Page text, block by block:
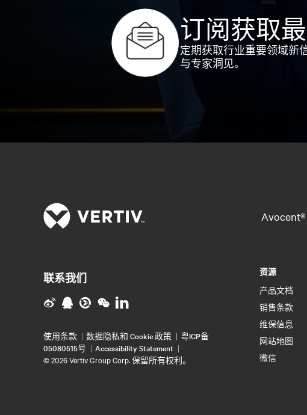
订阅获取
定期获取行业重要领域新
与专家洞见。
Avocent®
资源
产品文档
销售条款
维保信息
网站地图
微信
联系我们
使用条款 数据隐私和 Cookie 政策
粤ICP备
05080515号
Accessibility Statement
©2026 Vertiv Group Corp. 保留所有权利。